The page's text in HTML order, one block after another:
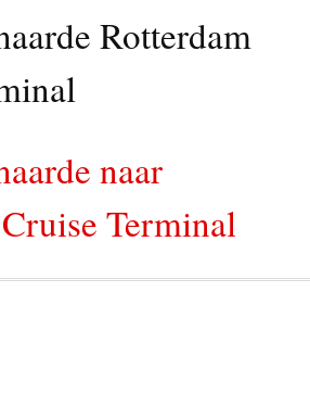
Rotterdam
naar
Terminal